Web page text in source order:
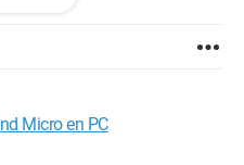
12.0
Micro en PC